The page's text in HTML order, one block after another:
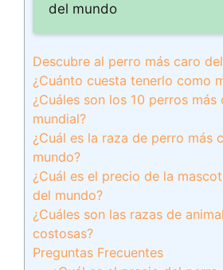
del mundo
Descubre al perro más caro
¿Cuánto cuesta tenerlo como
¿Cuáles son los 10 perros
mundial?
¿Cuál es la raza de perro más
mundo?
¿Cuál es el precio de la
del mundo?
¿Cuáles son las razas de
costosas?
Preguntas Frecuentes